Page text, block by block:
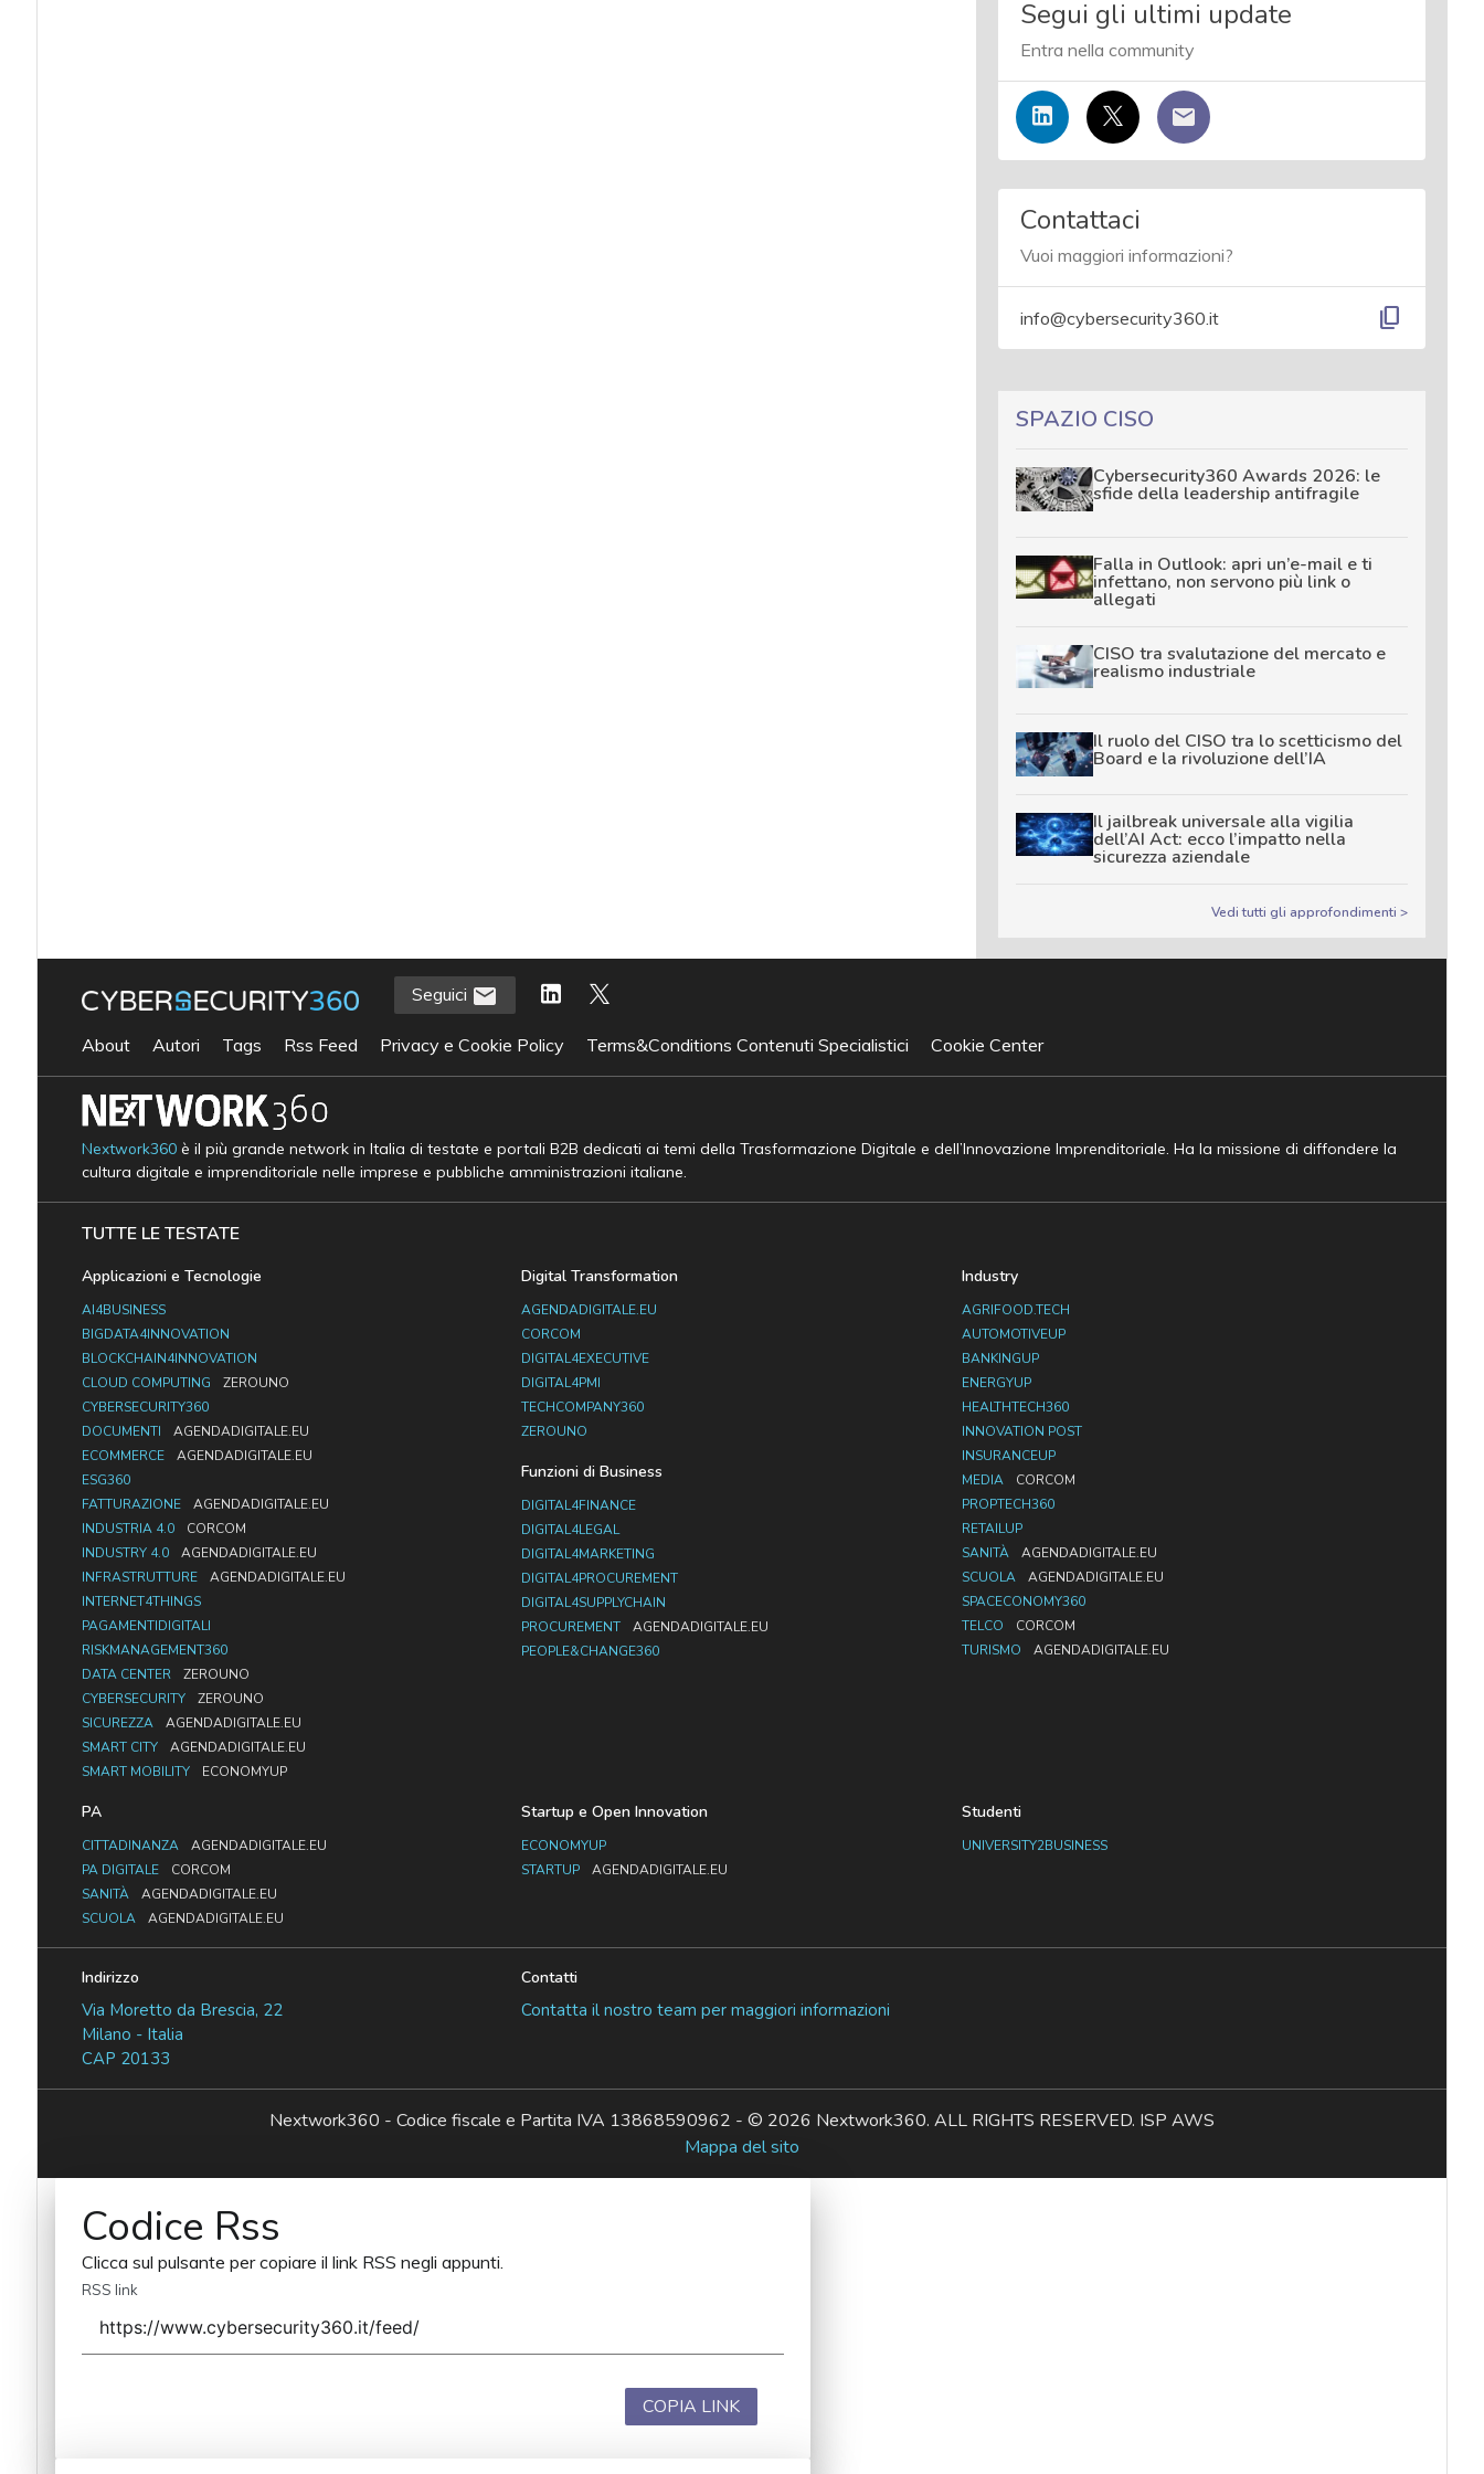
Segui gli ultimi update
Entra nella community
Contattaci
Vuoi maggiori informazioni?
info@cybersecurity360.it content_copy
SPAZIO CISO
Cybersecurity360 Awards 2026: le
sfide della leadership antifragile
Falla in Outlook: apri un’e-mail e ti
infettano, non servono più link o
allegati
CISO tra svalutazione del mercato e
realismo industriale
Il ruolo del CISO tra lo scetticismo del
Board e la rivoluzione dell’IA
Il jailbreak universale alla vigilia
dell’AI Act: ecco l’impatto nella
sicurezza aziendale
Vedi tutti gli approfondimenti >
Seguici
About Autori Tags Rss Feed Privacy e Cookie Policy Terms&Conditions Contenuti Specialistici Cookie Center
Nextwork360è il più grande network in Italia di testate e portali B2B dedicati ai temi della Trasformazione Digitale e dell’Innovazione Imprenditoriale. Ha la missione di diffondere la
cultura digitale e imprenditoriale nelle imprese e pubbliche amministrazioni italiane.
TUTTE LE TESTATE
Applicazioni e Tecnologie
AI4BUSINESS
BIGDATA4INNOVATION
BLOCKCHAIN4INNOVATION
CLOUD COMPUTING
ZEROUNO
CYBERSECURITY360
DOCUMENTI
AGENDADIGITALE.EU
ECOMMERCE
AGENDADIGITALE.EU
ESG360
FATTURAZIONE
AGENDADIGITALE.EU
INDUSTRIA 4.0
CORCOM
INDUSTRY 4.0
AGENDADIGITALE.EU
INFRASTRUTTURE
AGENDADIGITALE.EU
INTERNET4THINGS
PAGAMENTIDIGITALI
RISKMANAGEMENT360
DATA CENTER
ZEROUNO
CYBERSECURITY
ZEROUNO
SICUREZZA
AGENDADIGITALE.EU
SMART CITY
AGENDADIGITALE.EU
SMART MOBILITY
ECONOMYUP
Digital Transformation
AGENDADIGITALE.EU
CORCOM
DIGITAL4EXECUTIVE
DIGITAL4PMI
TECHCOMPANY360
ZEROUNO
Funzioni di Business
DIGITAL4FINANCE
DIGITAL4LEGAL
DIGITAL4MARKETING
DIGITAL4PROCUREMENT
DIGITAL4SUPPLYCHAIN
PROCUREMENT
AGENDADIGITALE.EU
PEOPLE&CHANGE360
Industry
AGRIFOOD.TECH
AUTOMOTIVEUP
BANKINGUP
ENERGYUP
HEALTHTECH360
INNOVATION POST
INSURANCEUP
MEDIA
CORCOM
PROPTECH360
RETAILUP
SANITÀ
AGENDADIGITALE.EU
SCUOLA
AGENDADIGITALE.EU
SPACECONOMY360
TELCO
CORCOM
TURISMO
AGENDADIGITALE.EU
PA
CITTADINANZA
AGENDADIGITALE.EU
PA DIGITALE
CORCOM
SANITÀ
AGENDADIGITALE.EU
SCUOLA
AGENDADIGITALE.EU
Startup e Open Innovation
ECONOMYUP
STARTUP
AGENDADIGITALE.EU
Studenti
UNIVERSITY2BUSINESS
Indirizzo
Via Moretto da Brescia, 22
Milano - Italia
CAP 20133
Contatti
Contatta il nostro team per maggiori informazioni
Nextwork360 - Codice fiscale e Partita IVA 13868590962 - © 2026 Nextwork360. ALL RIGHTS RESERVED. ISP AWS
Mappa del sito
Codice Rss
Clicca sul pulsante per copiare il link RSS negli appunti.
RSS link
COPIA LINK